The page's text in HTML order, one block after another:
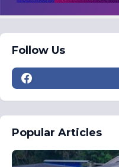
Follow Us
Popular Articles